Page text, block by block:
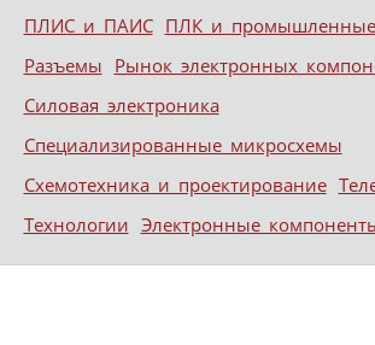
ПЛИС и ПАИС ПЛК и
Разъемы Рынок электронных
Силовая электроника
Специализированные микросхемы
Схемотехника и проектирование
Технологии Электронные